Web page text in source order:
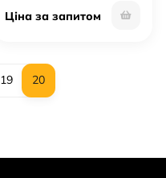
Ціна за запитом
19 20